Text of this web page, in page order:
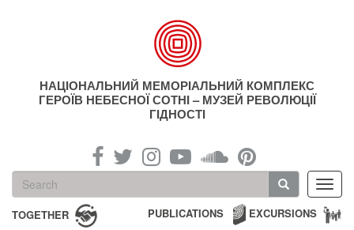
НАЦІОНАЛЬНИЙ МЕМОРІАЛЬНИЙ КОМПЛЕКС
ГЕРОЇВ НЕБЕСНОЇ СОТНІ – МУЗЕЙ РЕВОЛЮЦІЇ
ГІДНОСТІ
Search
form
Search
TOGETHER EXCURSIONS
PUBLICATIONS